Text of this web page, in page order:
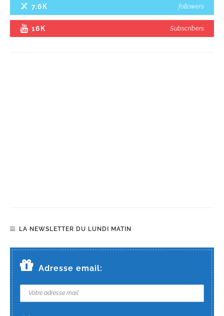
7.6K followers
16K Subscribers
LA NEWSLETTER DU LUNDI MATIN
Adresse email: